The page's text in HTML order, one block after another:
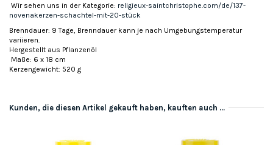
Wir sehen uns in der Kategorie: religieux-saintchristophe.com/de/137-
novenakerzen-schachtel-mit-20-stück
Brenndauer: 9 Tage, Brenndauer kann je nach Umgebungstemperatur
variieren.
Hergestellt aus Pflanzenöl
Maße: 6 x 18 cm
Kerzengewicht: 520 g
Kunden, die diesen Artikel gekauft haben, kauften auch ...